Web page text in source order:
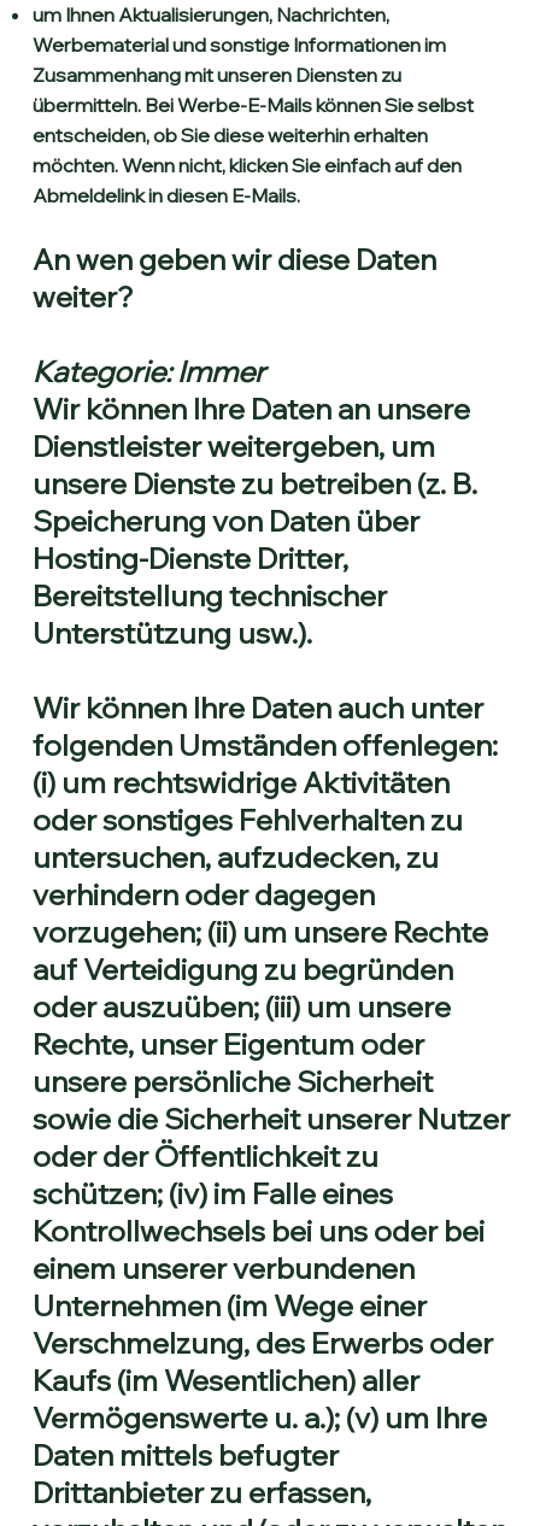
um Ihnen Aktualisierungen, Nachrichten,
Werbematerial und sonstige Informationen im
Zusammenhang mit unseren Diensten zu
übermitteln. Bei Werbe-E-Mails können Sie selbst
entscheiden, ob Sie diese weiterhin erhalten
möchten. Wenn nicht, klicken Sie einfach auf den
Abmeldelink in diesen E-Mails.
An wen geben wir diese Daten
weiter?
Kategorie: Immer
Wir können Ihre Daten an unsere
Dienstleister weitergeben, um
unsere Dienste zu betreiben (z. B.
Speicherung von Daten über
Hosting-Dienste Dritter,
Bereitstellung technischer
Unterstützung usw.).
Wir können Ihre Daten auch unter
folgenden Umständen offenlegen:
(i) um rechtswidrige Aktivitäten
oder sonstiges Fehlverhalten zu
untersuchen, aufzudecken, zu
verhindern oder dagegen
vorzugehen; (ii) um unsere Rechte
auf Verteidigung zu begründen
oder auszuüben; (iii) um unsere
Rechte, unser Eigentum oder
unsere persönliche Sicherheit
sowie die Sicherheit unserer Nutzer
oder der Öffentlichkeit zu
schützen; (iv) im Falle eines
Kontrollwechsels bei uns oder bei
einem unserer verbundenen
Unternehmen (im Wege einer
Verschmelzung, des Erwerbs oder
Kaufs (im Wesentlichen) aller
Vermögenswerte u. a.); (v) um Ihre
Daten mittels befugter
Drittanbieter zu erfassen,